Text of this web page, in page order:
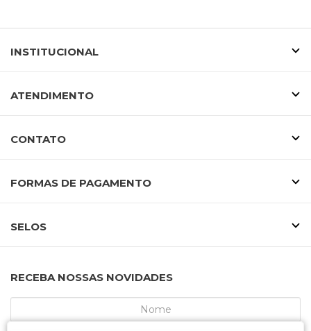
INSTITUCIONAL
ATENDIMENTO
CONTATO
FORMAS DE PAGAMENTO
SELOS
RECEBA NOSSAS NOVIDADES